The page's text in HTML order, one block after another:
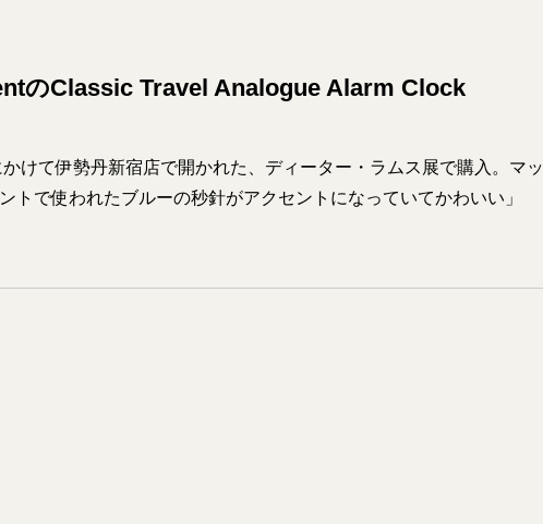
のClassic Travel Analogue Alarm Clock
かけて伊勢丹新宿店で開かれた、ディーター・ラムス展で購入。マッ
トで使われたブルーの秒針がアクセントになっていてかわいい」